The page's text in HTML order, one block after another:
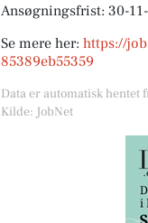
Ansøgningsfrist: 30-
Se mere her: https://
85389eb55359
Data er automatisk hentet
Kilde: JobNet